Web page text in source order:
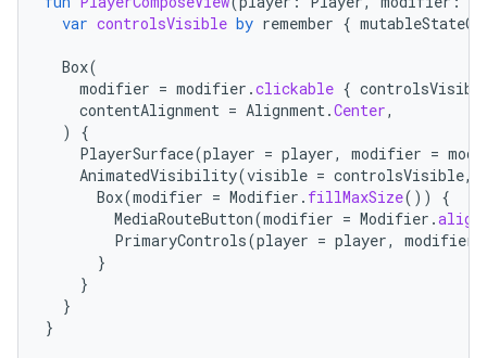
var controlsVisible by remember { mutableStateOf
Box(
modifier = modifier .clickable {
contentAlignment = Alignment .Center,
)
{
PlayerSurface(player = player, modifier =
AnimatedVisibility(visible = controlsVisible,
Box(modifier = Modifier . fillMaxSize())
{
MediaRouteButton(modifier = Modifier .align
PrimaryControls(player = player, modifier
}
}
}
}